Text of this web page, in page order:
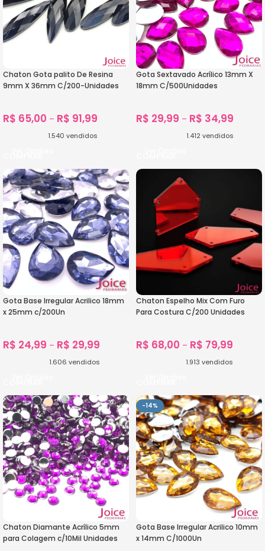
Chaton Gota palito De Resina
9mm X 36mm C/200-Unidades
R$ 65,00 – R$ 91,99
1.540 vendidos
Gota Sextavado Acrílico 13mm X
18mm C/500Unidades
R$ 29,99 – R$ 34,99
1.412 vendidos
Gota Base Irregular Acrilico 18mm
x 25mm c/200Un
R$ 24,99 – R$ 29,99
1.606 vendidos
Chaton Espelho Mix Com Furo
Para Costura C/200 Unidades
R$ 68,00 – R$ 79,99
1.913 vendidos
Chaton Diamante Acrílico 5mm
para Colagem c/10Mil Unidades
-14%
Gota Base Irregular Acrilico 10mm
x 14mm C/1000Un